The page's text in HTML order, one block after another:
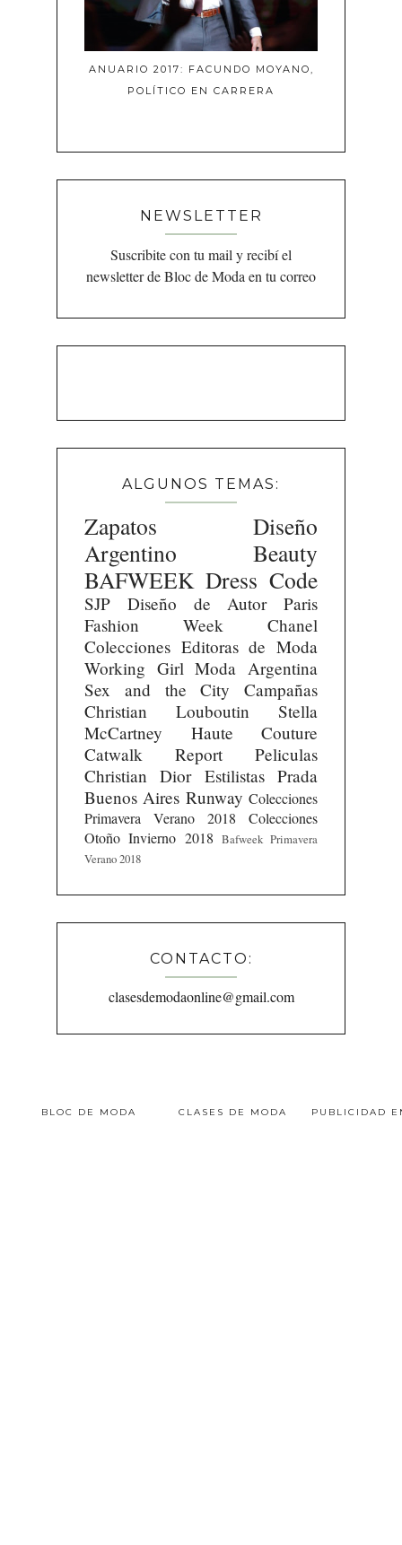
ANUARIO 2017: FACUNDO MOYANO,
POLÍTICO EN CARRERA
NEWSLETTER
Suscribite con tu mail y recibí el
newsletter de Bloc de Moda en tu correo
ALGUNOS TEMAS:
Zapatos
Diseño
Argentino
Beauty
BAFWEEK Dress Code
SJP Diseño de Autor
Paris
Fashion Week
Chanel
Colecciones Editoras de Moda
Working Girl Moda Argentina
Sex and the City
Campañas
Christian Louboutin
Stella
McCartney
Haute Couture
Catwalk Report
Peliculas
Christian Dior Estilistas Prada
Buenos Aires Runway Colecciones
Primavera Verano 2018
Colecciones
Otoño Invierno 2018 Bafweek Primavera
Verano 2018
CONTACTO:
clasesdemodaonline@gmail.com
BLOC DE MODA CLASES DE MODA PUBLICIDAD